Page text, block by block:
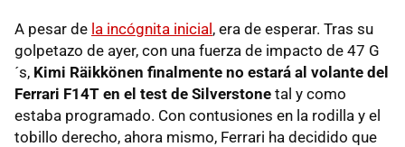
A pesar de la incógnita inicial, era de esperar. Tras su
golpetazo de ayer, con una fuerza de impacto de 47 G
´s, Kimi Räikkönen finalmente no estará al volante del
Ferrari F14T en el test de Silverstone tal y como
estaba programado. Con contusiones en la rodilla y el
tobillo derecho, ahora mismo, Ferrari ha decidido que